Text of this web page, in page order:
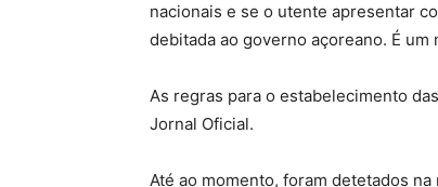
nacionais e se o utente apresentar
debitada ao governo açoreano. É
As regras para o estabelecimento
Jornal Oficial.
Até ao momento, foram detetados